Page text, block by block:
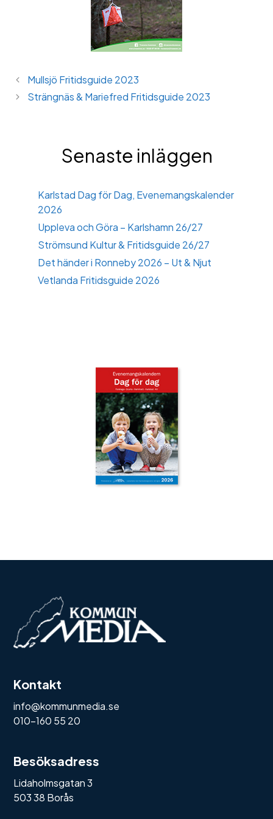
Mullsjö Fritidsguide 2023
Strängnäs & Mariefred Fritidsguide 2023
Senaste inläggen
Karlstad Dag för Dag, Evenemangskalender
2026
Uppleva och Göra – Karlshamn 26/27
Strömsund Kultur & Fritidsguide 26/27
Det händer i Ronneby 2026 – Ut & Njut
Vetlanda Fritidsguide 2026
Kontakt
info@kommunmedia.se
010-160 55 20
Besöksadress
Lidaholmsgatan 3
503 38 Borås